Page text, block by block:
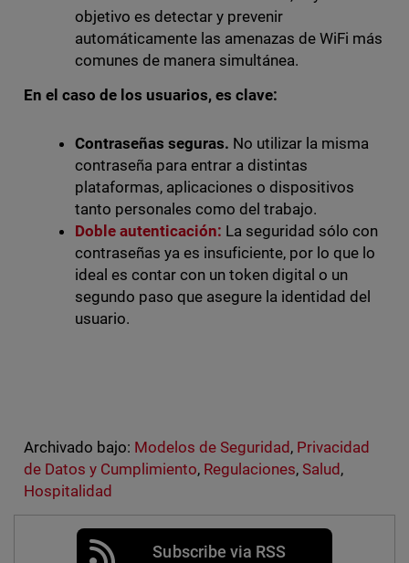
objetivo es detectar y prevenir
automáticamente las amenazas de WiFi más
comunes de manera simultánea.
En el caso de los usuarios, es clave:
Contraseñas seguras. No utilizar la misma
contraseña para entrar a distintas
plataformas, aplicaciones o dispositivos
tanto personales como del trabajo.
Doble autenticación: La seguridad sólo con
contraseñas ya es insuficiente, por lo que lo
ideal es contar con un token digital o un
segundo paso que asegure la identidad del
usuario.
Archivado bajo: Modelos de Seguridad , Privacidad
de Datos y Cumplimiento, Regulaciones,Salud ,
Hospitalidad
Subscribe via RSS